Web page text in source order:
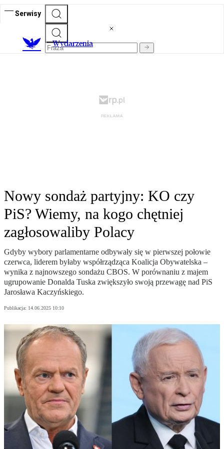
Serwisy
Wydarzenia
Nowy sondaż partyjny: KO czy
PiS? Wiemy, na kogo chętniej
zagłosowaliby Polacy
Gdyby wybory parlamentarne odbywały się w pierwszej połowie
czerwca, liderem byłaby współrządząca Koalicja Obywatelska –
wynika z najnowszego sondażu CBOS. W porównaniu z majem
ugrupowanie Donalda Tuska zwiększyło swoją przewagę nad PiS
Jarosława Kaczyńskiego.
Publikacja: 14.06.2025 10:10